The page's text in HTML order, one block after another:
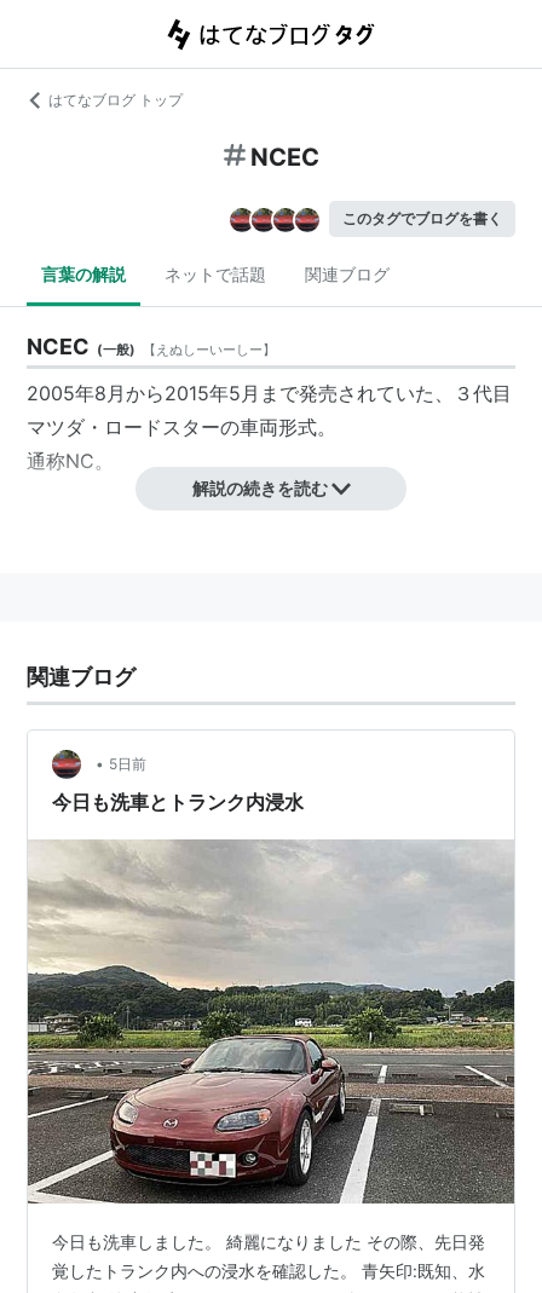
はてなブログ トップ
NCEC
このタグでブログを書く
言葉の解説 ネットで話題 関連ブログ
NCEC (一般) 【 えぬしーいーしー】
2005年8月から2015年5月まで発売されていた、３代目
マツダ・ロードスターの車両形式。
通称NC。
大型化に伴い車重も1090~1140kgと増加
車体の大型化重量化に対応するため、エンジンは２リッ
ター１７０馬力に引き上げられていて、歴代最も速いロ
ードスターでもある。
*1:基本アーキテクチャーをRX-8と共用したため
*2:それでも先代と比べると20kgほどの重量増で済んで
いる
解説の続きを読む
関連ブログ
• 5日前
今日も洗車とトランク内浸水
今日も洗車しました。 綺麗になりました その際、先日発
覚したトランク内への浸水を確認した。 青矢印:既知、水